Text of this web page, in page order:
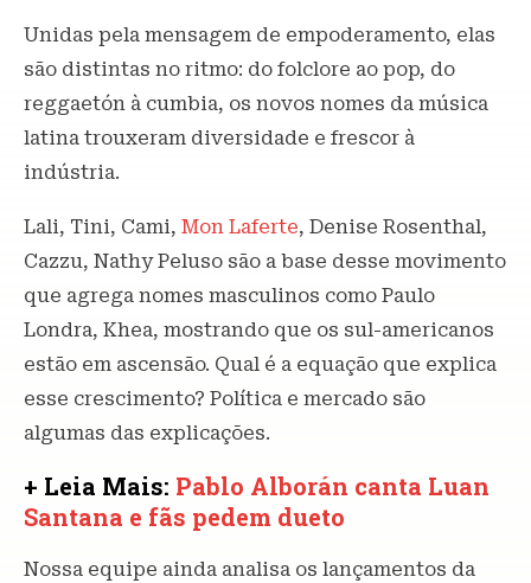
Unidas pela mensagem de empoderamento, elas
são distintas no ritmo: do folclore ao pop, do
reggaetón à cumbia, os novos nomes da música
latina trouxeram diversidade e frescor à
indústria.
Lali, Tini, Cami, Mon Laferte, Denise Rosenthal,
Cazzu, Nathy Peluso são a base desse movimento
que agrega nomes masculinos como Paulo
Londra, Khea, mostrando que os sul-americanos
estão em ascensão. Qual é a equação que explica
esse crescimento? Política e mercado são
algumas das explicações.
+ Leia Mais: Pablo Alborán canta Luan
Santana e fãs pedem dueto
Nossa equipe ainda analisa os lançamentos da